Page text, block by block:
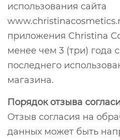
использования сайта
приложения Christina
менее чем 3 (три) года
последнего
магазина.
Порядок отзыва
Отзыв согласия на
данных может быть